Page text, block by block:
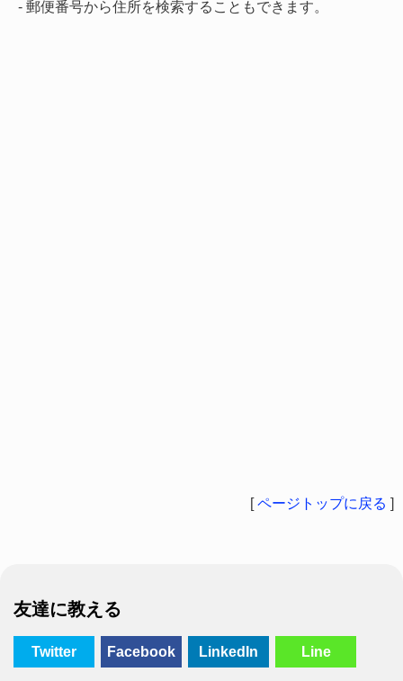
- 郵便番号から住所を検索することもできます。
[ページトップに戻る ]
友達に教える
Twitter Facebook LinkedIn Line